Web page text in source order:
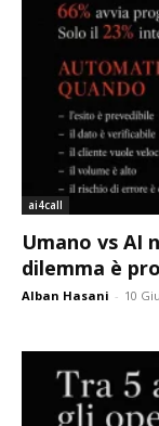
ai4call
Umano vs AI
dilemma è
Alban Hasani - 10